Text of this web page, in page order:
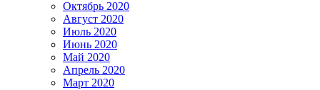
Октябрь 2020
Август 2020
Июль 2020
Июнь 2020
Май 2020
Апрель 2020
Март 2020